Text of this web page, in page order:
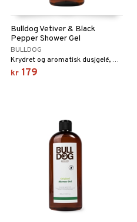
Bulldog Vetiver & Black
Pepper Shower Gel
BULLDOG
Krydret og aromatisk dusjgelé, med toner av frisk appelsin, svart pepper, nellik, vetiver og patchouli.
kr 179